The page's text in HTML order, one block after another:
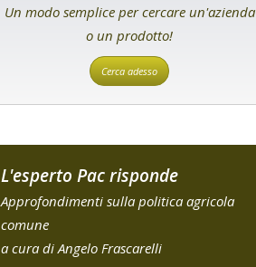
Un modo semplice per cercare un'azienda
o un prodotto!
Cerca adesso
L'esperto Pac risponde
Approfondimenti sulla politica agricola
comune
a cura di Angelo Frascarelli